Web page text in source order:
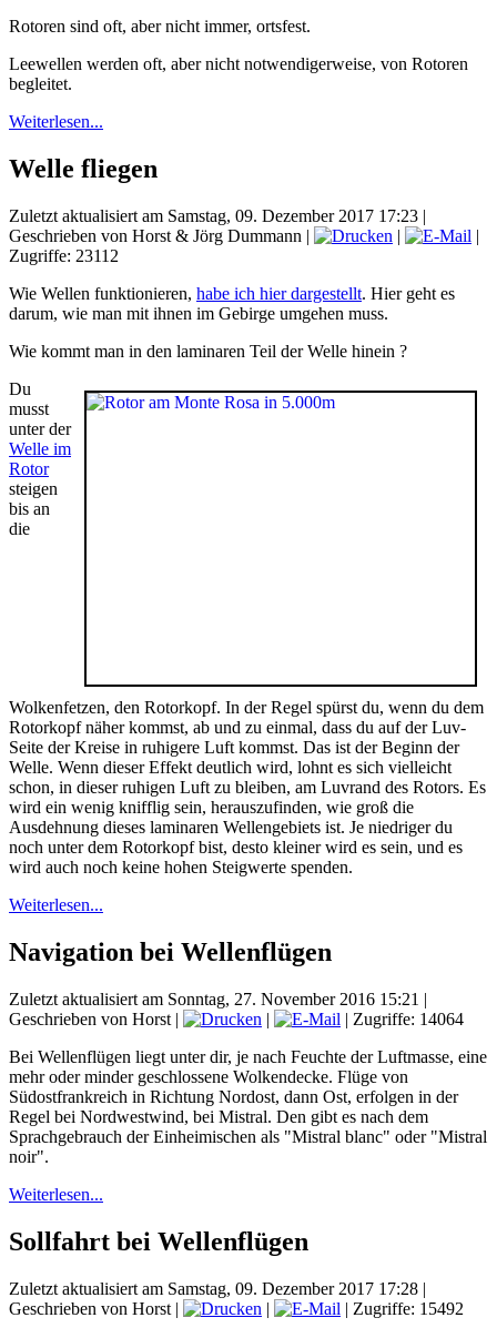
Rotoren sind oft, aber nicht immer, ortsfest.
Leewellen werden oft, aber nicht notwendigerweise, von Rotoren
begleitet.
Weiterlesen...
Welle fliegen
Zuletzt aktualisiert am Samstag, 09. Dezember 2017 17:23 |
Geschrieben von Horst & Jörg Dummann | |
|
Zugriffe: 23112
Wie Wellen funktionieren, habe ich hier dargestellt. Hier geht es
darum, wie man mit ihnen im Gebirge umgehen muss.
Wie kommt man in den laminaren Teil der Welle hinein ?
Du
musst
unter der
Welle im
Rotor
steigen
bis an
die
Wolkenfetzen, den Rotorkopf. In der Regel spürst du, wenn du dem
Rotorkopf näher kommst, ab und zu einmal, dass du auf der Luv-
Seite der Kreise in ruhigere Luft kommst. Das ist der Beginn der
Welle. Wenn dieser Effekt deutlich wird, lohnt es sich vielleicht
schon, in dieser ruhigen Luft zu bleiben, am Luvrand des Rotors. Es
wird ein wenig knifflig sein, herauszufinden, wie groß die
Ausdehnung dieses laminaren Wellengebiets ist. Je niedriger du
noch unter dem Rotorkopf bist, desto kleiner wird es sein, und es
wird auch noch keine hohen Steigwerte spenden.
Weiterlesen...
Navigation bei Wellenflügen
Zuletzt aktualisiert am Sonntag, 27. November 2016 15:21 |
Geschrieben von Horst | |
| Zugriffe: 14064
Bei Wellenflügen liegt unter dir, je nach Feuchte der Luftmasse, eine
mehr oder minder geschlossene Wolkendecke. Flüge von
Südostfrankreich in Richtung Nordost, dann Ost, erfolgen in der
Regel bei Nordwestwind, bei Mistral. Den gibt es nach dem
Sprachgebrauch der Einheimischen als "Mistral blanc" oder "Mistral
noir".
Weiterlesen...
Sollfahrt bei Wellenflügen
Zuletzt aktualisiert am Samstag, 09. Dezember 2017 17:28 |
Geschrieben von Horst | |
| Zugriffe: 15492